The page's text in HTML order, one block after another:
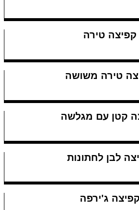
קפיצה טירה
טירה משושה
קטן עם מגלשה
לבן לחתונות
קפיצה ג'ירפה